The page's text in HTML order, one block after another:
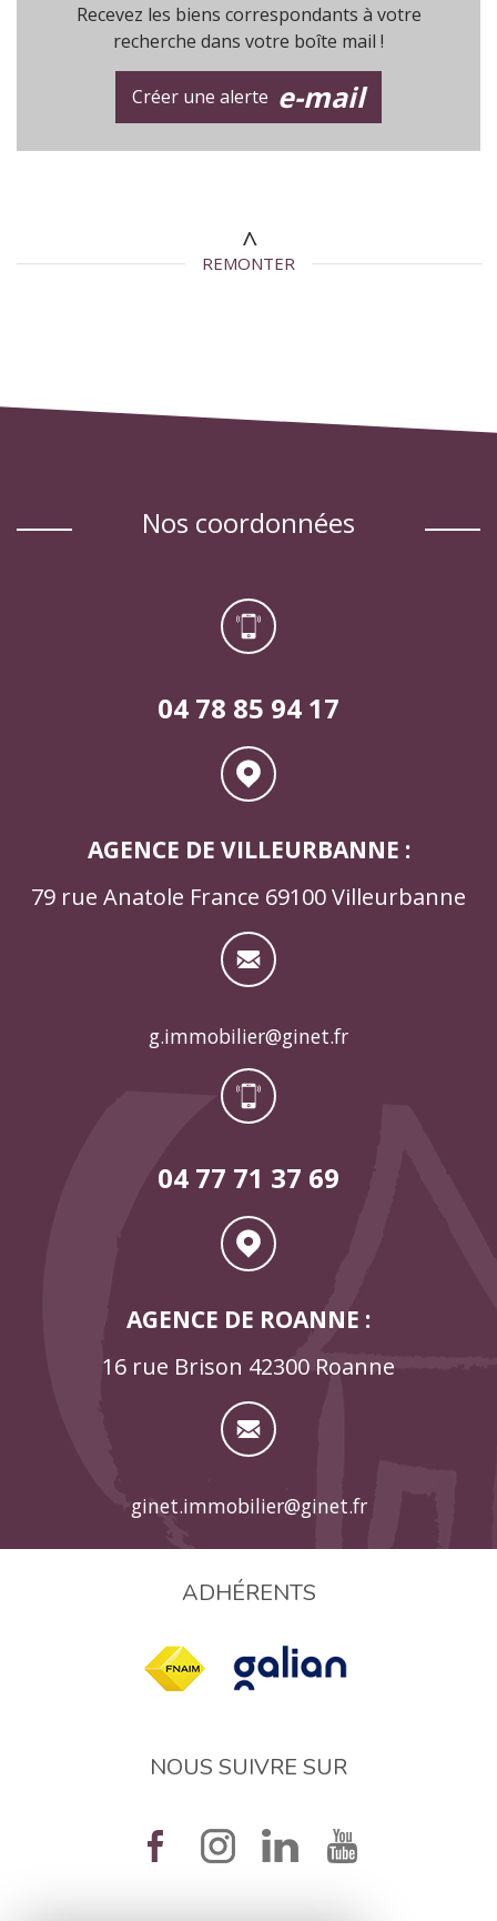
Recevez les biens correspondants à votre
recherche dans votre boîte mail !
Créer une alerte e-mail
REMONTER
nos coordonnées
04 78 85 94 17
AGENCE DE VILLEURBANNE :
79 rue Anatole France 69100 Villeurbanne
g.immobilier@ginet.fr
04 77 71 37 69
AGENCE DE ROANNE :
16 rue Brison 42300 Roanne
ginet.immobilier@ginet.fr
ADHÉRENTS
NOUS SUIVRE SUR